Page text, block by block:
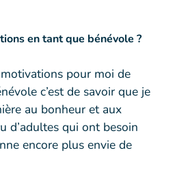
en tant que bénévole ?
pour moi de
c’est de savoir que je
au bonheur et aux
d’adultes qui ont besoin
encore plus envie de